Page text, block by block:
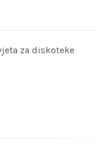
za diskoteke